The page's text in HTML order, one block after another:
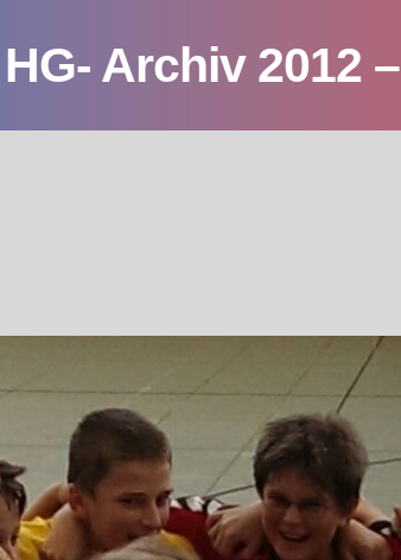
HG- Archiv 2012